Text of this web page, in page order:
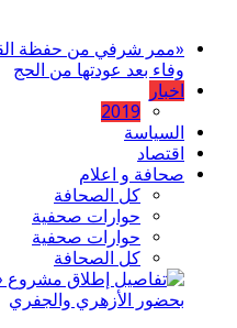
«ممر شرفي من حفظة
وفاء بعد عودتها من الحج
اخبار
2019
السياسة
اقتصاد
صحافة و اعلام
كل الصحافة
حوارات صحفية
حوارات صحفية
كل الصحافة